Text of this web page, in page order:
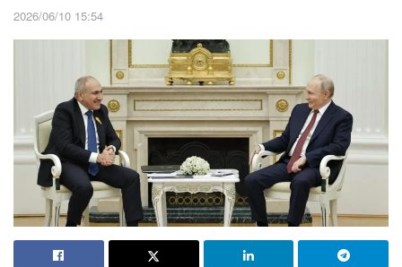
2026/06/10 15:54